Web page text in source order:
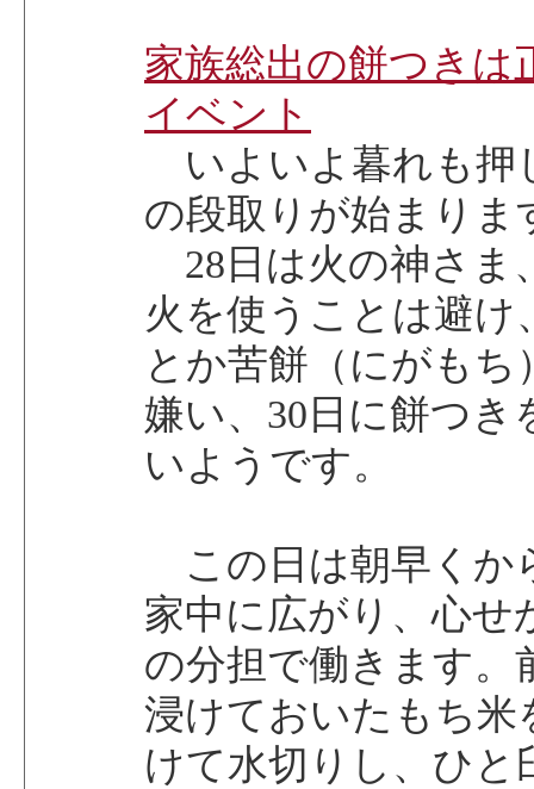
家族総出の餅つきは
イベント
いよいよ暮れも押
の段取りが始まりま
28日は火の神さま
火を使うことは避け
とか苦餅（にがも
嫌い、30日に餅つ
いようです。
この日は朝早くか
家中に広がり、心せ
の分担で働きます。
浸けておいたもち米
けて水切りし、ひと